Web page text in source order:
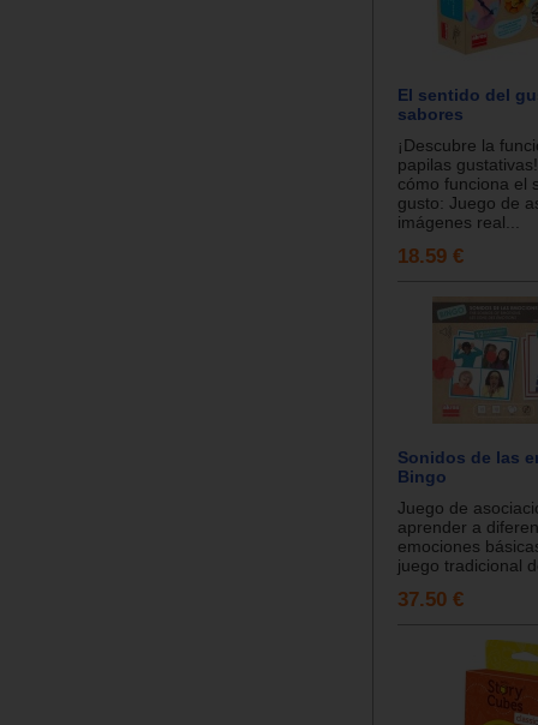
El sentido del
sabores
¡Descubre la
papilas
cómo funciona el
gusto: Juego de
imágenes real...
18.59 €
Sonidos de las
Bingo
Juego de
aprender a
emociones
juego tradicional
37.50 €